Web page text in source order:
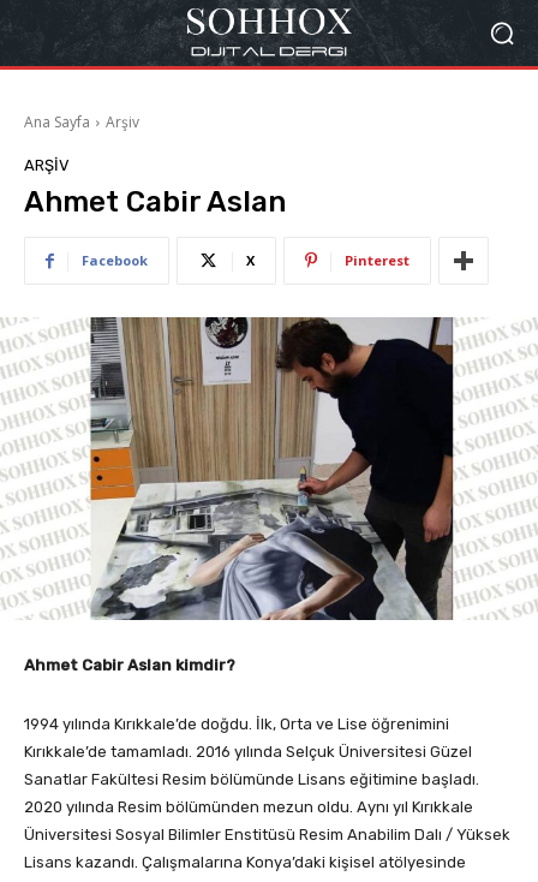
Ana Sayfa Arşiv
ARŞIV
Ahmet Cabir Aslan
Facebook X Pinterest
Ahmet Cabir Aslan kimdir?
1994 yılında Kırıkkale’de doğdu. İlk, Orta ve Lise öğrenimini
Kırıkkale’de tamamladı. 2016 yılında Selçuk Üniversitesi Güzel
Sanatlar Fakültesi Resim bölümünde Lisans eğitimine başladı.
2020 yılında Resim bölümünden mezun oldu. Aynı yıl Kırıkkale
Üniversitesi Sosyal Bilimler Enstitüsü Resim Anabilim Dalı / Yüksek
Lisans kazandı. Çalışmalarına Konya’daki kişisel atölyesinde